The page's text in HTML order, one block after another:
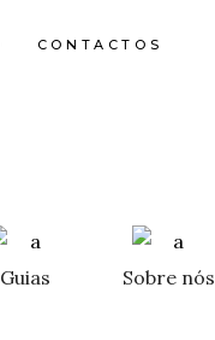
CONTACTOS
Guias Sobre nós